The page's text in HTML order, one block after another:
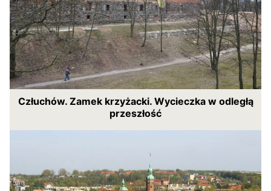
Człuchów. Zamek krzyżacki. Wycieczka w odległą
przeszłość